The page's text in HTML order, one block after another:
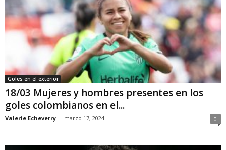
Goles en el exterior
18/03 Mujeres y hombres presentes en los
goles colombianos en el...
Valerie Echeverry - marzo 17, 2024 0